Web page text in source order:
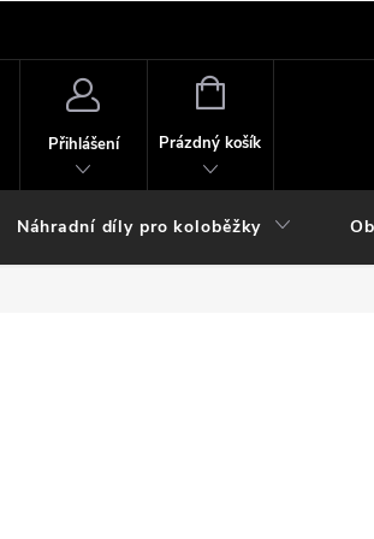
Přihlášení
NÁKUPNÍ
Prázdný košík
Náhradní díly pro koloběžky